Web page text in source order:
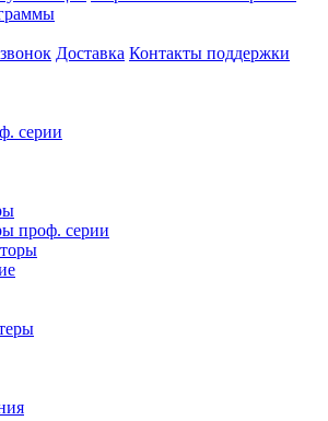
Доставка Контакты поддержки
серии
проф. серии